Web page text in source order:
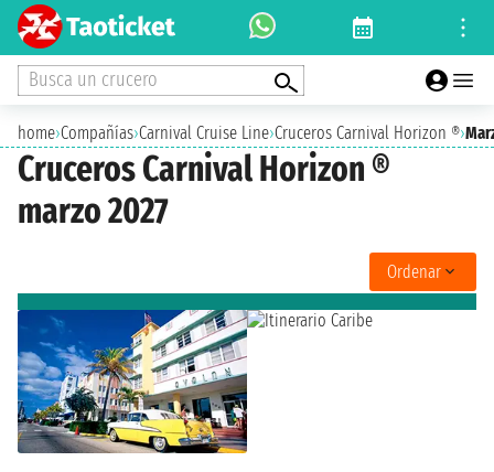
Busca un crucero
home›Compañías›Carnival Cruise Line›Cruceros Carnival Horizon ®›
Cruceros Carnival Horizon ®
marzo 2027
Ordenar